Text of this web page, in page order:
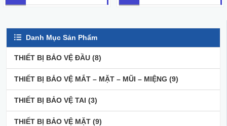
Danh Mục Sản Phẩm
THIẾT BỊ BẢO VỆ ĐẦU (8)
THIẾT BỊ BẢO VỆ MẮT – MẶT – MŨI – MIỆNG (9)
THIẾT BỊ BẢO VỆ TAI (3)
THIẾT BỊ BẢO VỆ MẶT (9)